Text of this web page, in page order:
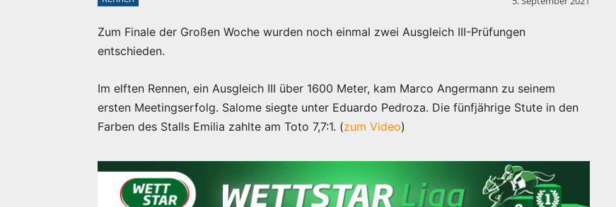
Zum Finale der Großen Woche wurden noch einmal zwei Ausgleich III-Prüfungen
entschieden.
Im elften Rennen, ein Ausgleich III über 1600 Meter, kam Marco Angermann zu seinem
ersten Meetingserfolg. Salome siegte unter Eduardo Pedroza. Die fünfjährige Stute in den
Farben des Stalls Emilia zahlte am Toto 7,7:1. (zum Video)